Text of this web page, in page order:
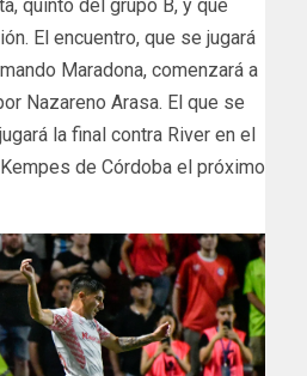
quinto del grupo B, y que
El encuentro, que se jugará
Maradona, comenzará a
Nazareno Arasa. El que se
la final contra River en el
de Córdoba el próximo